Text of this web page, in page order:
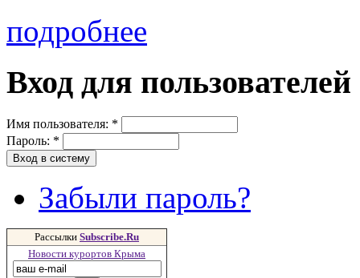
подробнее
Вход для пользователей
Имя пользователя: *
Пароль: *
Забыли пароль?
Рассылки Subscribe.Ru
Новости курортов Крыма